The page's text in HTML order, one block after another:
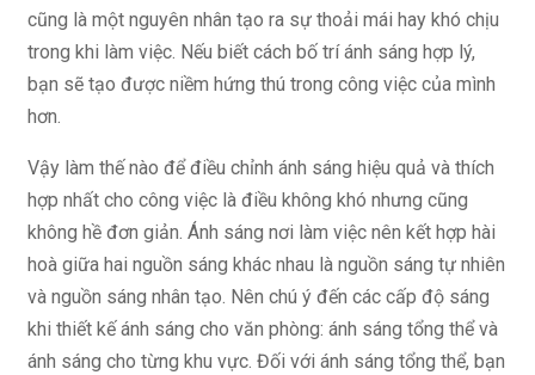
cũng là một nguyên nhân tạo ra sự thoải mái hay khó chịu
trong khi làm việc. Nếu biết cách bố trí ánh sáng hợp lý,
bạn sẽ tạo được niềm hứng thú trong công việc của mình
hơn.
Vậy làm thế nào để điều chỉnh ánh sáng hiệu quả và thích
hợp nhất cho công việc là điều không khó nhưng cũng
không hề đơn giản. Ánh sáng nơi làm việc nên kết hợp hài
hoà giữa hai nguồn sáng khác nhau là nguồn sáng tự nhiên
và nguồn sáng nhân tạo. Nên chú ý đến các cấp độ sáng
khi thiết kế ánh sáng cho văn phòng: ánh sáng tổng thể và
ánh sáng cho từng khu vực. Đối với ánh sáng tổng thể, bạn